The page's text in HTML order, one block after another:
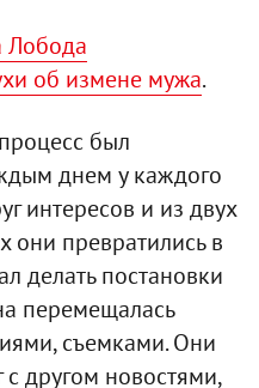
Лобода
об измене мужа.
был
днем у каждого
интересов и из двух
превратились в
делать постановки
перемещалась
съемками. Они
с другом новостями,